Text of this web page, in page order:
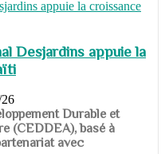
Desjardins appuie la
Durable et
(CEDDEA), basé à
avec